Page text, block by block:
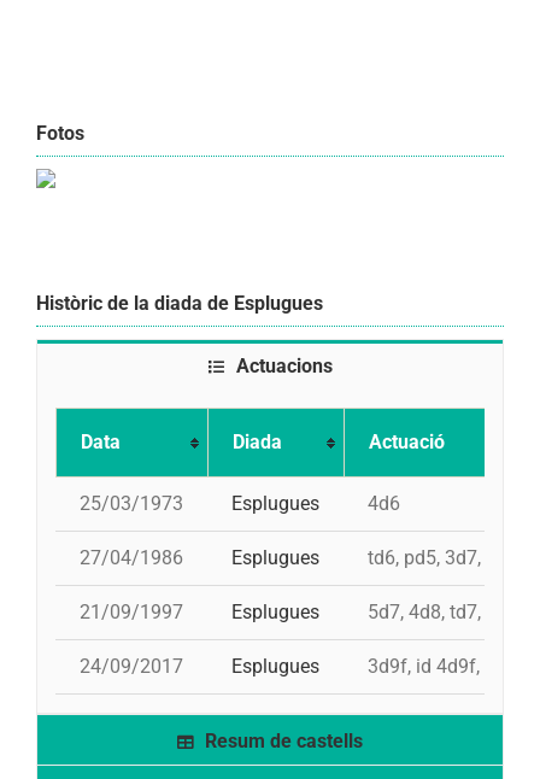
Fotos
Històric de la diada de Esplugues
Actuacions
Data Diada Actuació
25/03/1973 Esplugues 4d6
27/04/1986 Esplugues td6, pd5, 3d7, 4d7a
21/09/1997 Esplugues 5d7, 4d8, td7, pd6
24/09/2017 Esplugues 3d9f, id 4d9f, 4d9f,
Resum de castells